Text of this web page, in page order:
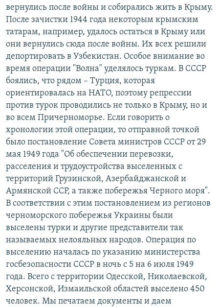
вернулись после войны и собирались жить в Крыму.
После зачистки 1944 года некоторым крымским
татарам, например, удалось остаться в Крыму или
они вернулись сюда после войны. Их всех решили
депортировать в Узбекистан. Особое внимание во
время операции "Волна" уделялось туркам. В СССР
боялись, что рядом – Турция, которая
ориентировалась на НАТО, поэтому репрессии
против турок проводились не только в Крыму, но и
во всем Причерноморье. Если говорить о
хронологии этой операции, то отправной точкой
было постановление Совета министров СССР от 29
мая 1949 года "Об обеспечении перевозки,
расселения и трудоустройства выселенных с
территорий Грузинской, Азербайджанской и
Армянской ССР, а также побережья Черного моря".
В соответствии с этим постановлением из регионов
черноморского побережья Украины были
выселены турки и другие представители так
называемых нелояльных народов. Операция по
выселению началась по указанию министерства
госбезопасности СССР в ночь с 5 на 6 июля 1949
года. Всего с территории Одесской, Николаевской,
Херсонской, Измаильской областей выселено 450
человек. Мы печатаем документы и даем